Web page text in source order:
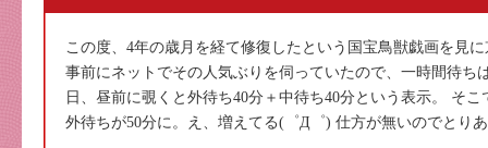
この度、4年の歳月を経て修復したという国宝鳥獣戯画を見
事前にネットでその人気ぶりを伺っていたので、一時間待ち
日、昼前に覗くと外待ち40分＋中待ち40分という表示。 そ
外待ちが50分に。え、増えてる(゜Д゜) 仕方が無いのでとり